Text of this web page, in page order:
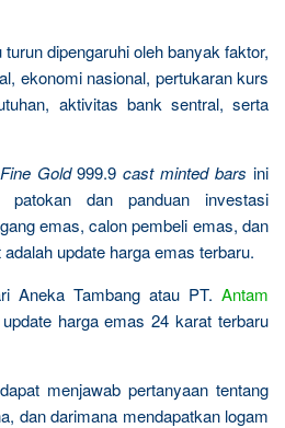
dipengaruhi oleh banyak faktor,
ekonomi nasional, pertukaran kurs
aktivitas bank sentral, serta
Fine Gold999.9cast minted barsini
patokan dan panduan investasi
emas, calon pembeli emas, dan
update harga emas terbaru.
Aneka Tambang atau PT. Antam
harga emas 24 karat terbaru
menjawab pertanyaan tentang
dan darimana mendapatkan logam